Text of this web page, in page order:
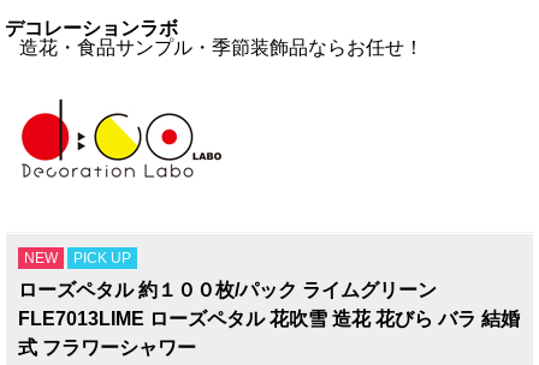
デコレーションラボ
造花・食品サンプル・季節装飾品ならお任せ！
NEW PICK UP
ローズペタル 約１００枚/パック ライムグリーン
FLE7013LIME ローズペタル 花吹雪 造花 花びら バラ 結婚
式 フラワーシャワー